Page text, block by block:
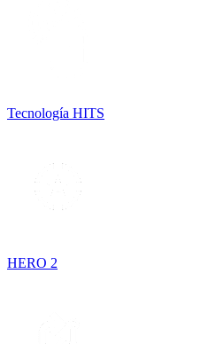
Tecnología HITS
HERO 2